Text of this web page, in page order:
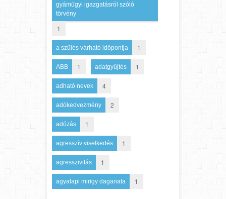
gyámügyi igazgatásról szóló
törvény
1
a szülés várható időpontja 1
ABB 1 adatgyűjtés 1
adható nevek 4
adókedvezmény 2
adózás 1
agresszív viselkedés 1
agresszivitás 1
agyalapi mirigy daganata 1